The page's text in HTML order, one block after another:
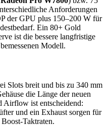
Anforderungen
der GPU plus 150–200 W für
Ein 80+ Gold
ist die bessere langfristige
Modell.
Slots breit und bis zu 340 mm
die Länge der neuen
Airflow ist entscheidend:
und ein Exhaust sorgen für
Taktraten.